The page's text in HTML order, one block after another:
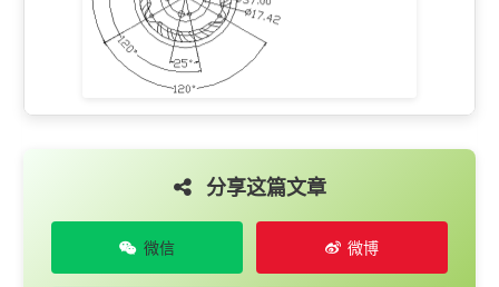
分享这篇文章
微信 微博